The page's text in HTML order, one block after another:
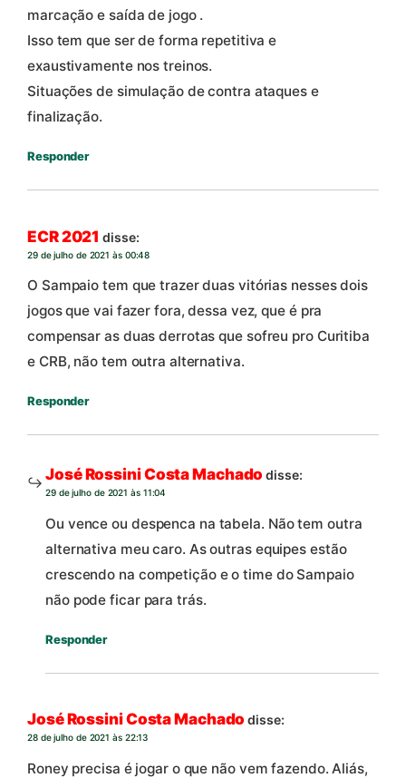
marcação e saída de jogo .
Isso tem que ser de forma repetitiva e
exaustivamente nos treinos.
Situações de simulação de contra ataques e
finalização.
Responder
ECR 2021 disse:
29 de julho de 2021 às 00:48
O Sampaio tem que trazer duas vitórias nesses dois
jogos que vai fazer fora, dessa vez, que é pra
compensar as duas derrotas que sofreu pro Curitiba
e CRB, não tem outra alternativa.
Responder
José Rossini Costa Machado disse:
29 de julho de 2021 às 11:04
Ou vence ou despenca na tabela. Não tem outra
alternativa meu caro. As outras equipes estão
crescendo na competição e o time do Sampaio
não pode ficar para trás.
Responder
José Rossini Costa Machado disse:
28 de julho de 2021 às 22:13
Roney precisa é jogar o que não vem fazendo. Aliás,